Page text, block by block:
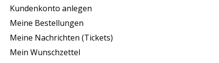
Kundenkonto anlegen
Meine Bestellungen
Meine Nachrichten (Tickets)
Mein Wunschzettel